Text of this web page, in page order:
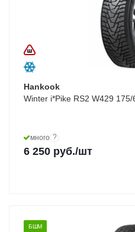
Hankook
Winter i*Pike RS2 W429 175/
много ?
6 250 руб./шт
БШМ